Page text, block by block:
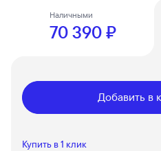
Наличными
70 390 ₽
Добавить в
Купить в 1 клик